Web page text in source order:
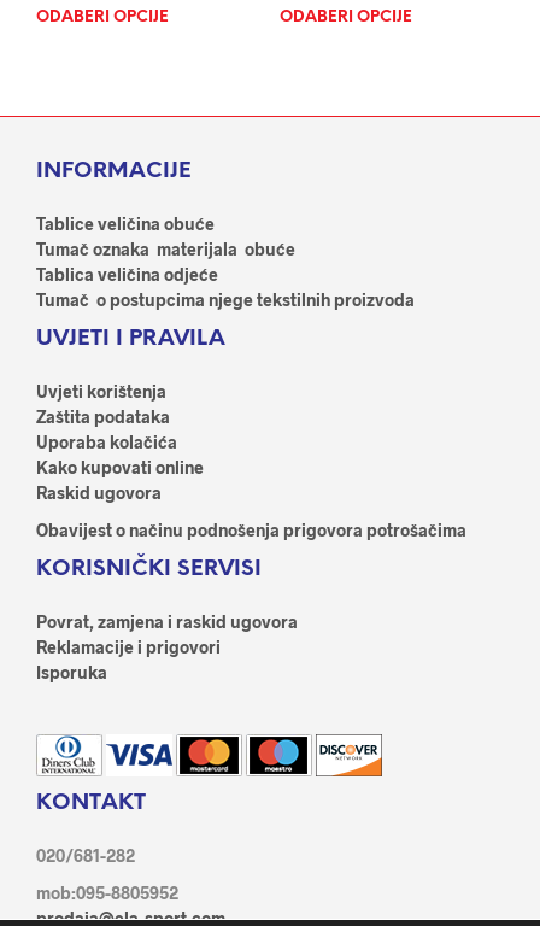
ODABERI OPCIJE
Ovaj
varijanti.
na
proizvoda
ODABERI OPCIJE
INFORMACIJE
Tablice veličina obuće
Tumač oznaka materijala obuće
Tablica veličina odjeće
Tumač o postupcima njege tekstilnih proizvoda
UVJETI I PRAVILA
Uvjeti korištenja
Zaštita podataka
Uporaba kolačića
Kako kupovati online
Raskid ugovora
Obavijest o načinu podnošenja prigovora potrošačima
KORISNIČKI SERVISI
Povrat, zamjena i raskid ugovora
Reklamacije i prigovori
Isporuka
KONTAKT
020/681-282
mob:095-8805952
prodaja@ela-sport.com